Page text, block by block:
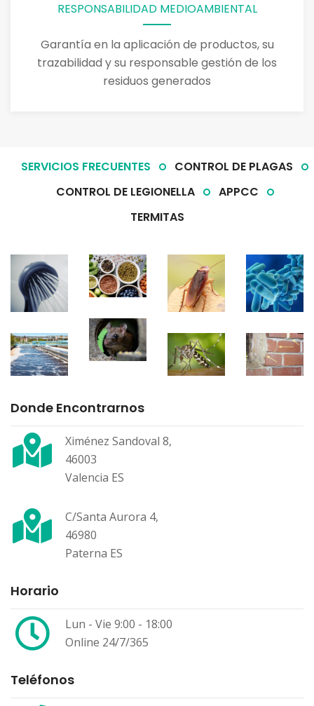
INFORMACIÓN DEL TRATAMIENTO
RESPONSABILIDAD MEDIOAMBIENTAL
Garantía en la aplicación de productos, su
trazabilidad y su responsable gestión de los
residuos generados
SERVICIOS FRECUENTES
CONTROL DE PLAGAS
CONTROL DE LEGIONELLA
APPCC
TERMITAS
Donde Encontrarnos
Ximénez Sandoval 8,
46003
Valencia ES
C/Santa Aurora 4,
46980
Paterna ES
Horario
Lun - Vie 9:00 - 18:00
Online 24/7/365
Teléfonos